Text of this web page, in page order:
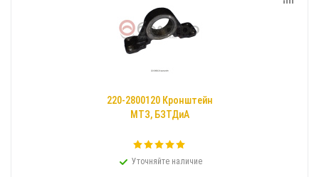
220-2800120 Кронштейн
МТЗ, БЗТДиА
Уточняйте наличие